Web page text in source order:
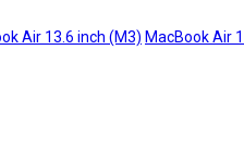
Air 13.6 inch (M3) MacBook Air